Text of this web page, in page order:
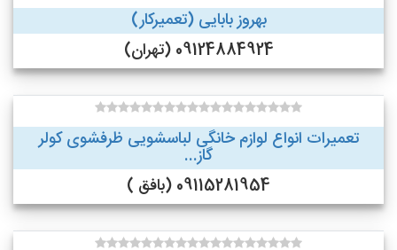
بهروز بابایی (تعمیرکار)
09124884924 (تهران)
تعمیرات انواع لوازم خانگی لباسشویی ظرفشوی کولر
گاز...
09115281954 (بافق )